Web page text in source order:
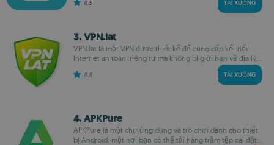
4.3 TẢI XUỐNG
3. VPN.lat
VPN.lat là một VPN được thiết kế để cung cấp kết nối
Internet an toàn, riêng tư mà không bị giới hạn về địa lý...
4.4 TẢI XUỐNG
4. APKPure
APKPure là một chợ ứng dụng và trò chơi dành cho thiết
bị Android, một nơi bạn có thể tải hàng trăm tệp cài đặt...